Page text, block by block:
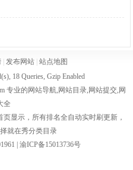
| 发布网站| 站点地图
18 Queries, Gzip Enabled
专业的网站导航,网站目录,网站提交,网
全
显示，所有排名全自动实时刷更新，
就在秀分类目录
渝ICP备15013736号